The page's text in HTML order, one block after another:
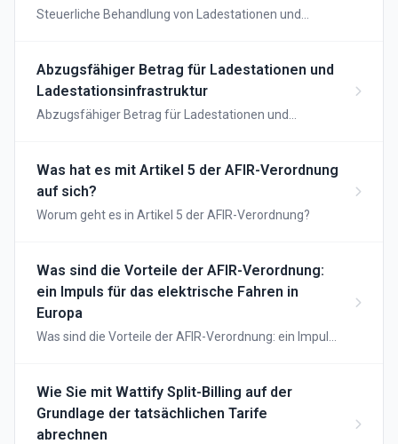
Steuerliche Behandlung von Ladestationen und
Abzugsfähiger Betrag für Ladestationen und
Ladestationsinfrastruktur
Abzugsfähiger Betrag für Ladestationen und
Was hat es mit Artikel 5 der AFIR-Verordnung
auf sich?
Worum geht es in Artikel 5 der AFIR-Verordnung?
Was sind die Vorteile der AFIR-Verordnung:
ein Impuls für das elektrische Fahren in
Europa
Was sind die Vorteile der AFIR-Verordnung: ein Impuls
Wie Sie mit Wattify Split-Billing auf der
Grundlage der tatsächlichen Tarife
abrechnen